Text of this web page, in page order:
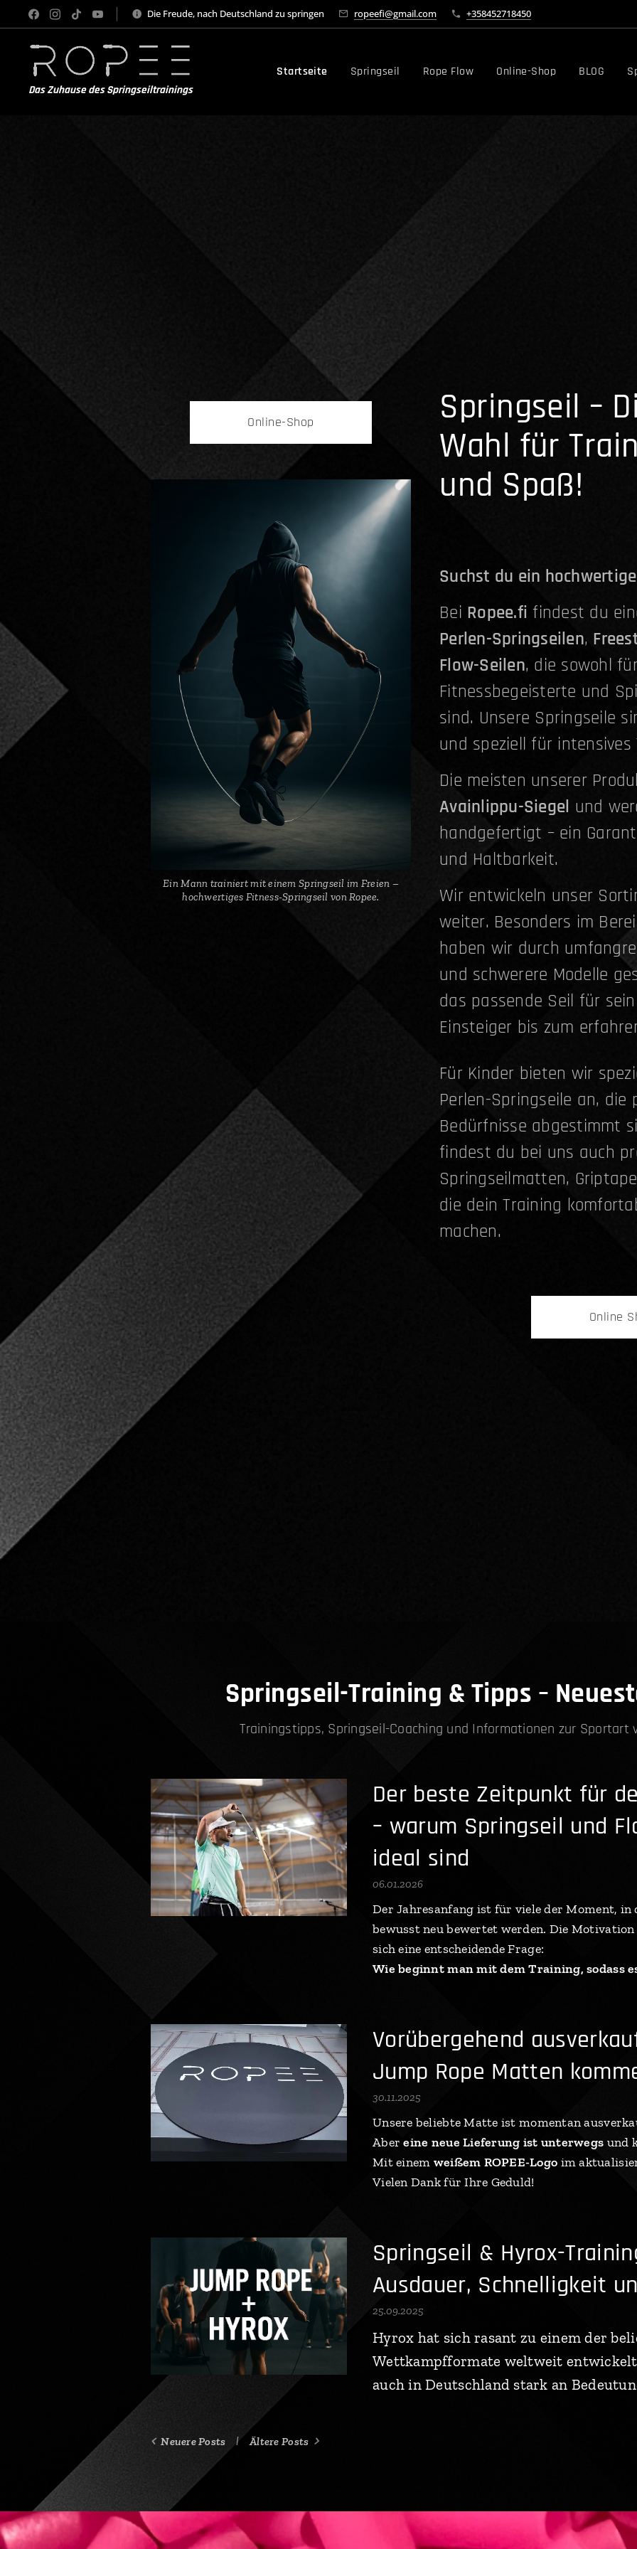
Die Freude, nach Deutschland zu springen ropeefi@gmail.com +358452718450
Das Zuhause des Springseiltrainings
Startseite Springseil Rope Flow Online-Shop BLOG
Online-Shop
Ein Mann trainiert mit einem Springseil im Freien –
hochwertiges Fitness-Springseil von Ropee.
Springseil –
Wahl für
und Spaß!
Suchst du ein
Bei Ropee.fi findest du
Perlen-Springseilen,
Flow-Seilen, die sowohl
Fitnessbegeisterte und
sind. Unsere Springseile
und speziell für
Die meisten unserer
Avainlippu-Siegel und
handgefertigt – ein
und Haltbarkeit.
Wir entwickeln unser
weiter. Besonders im
haben wir durch
und schwerere Modelle
das passende Seil für
Einsteiger bis zum
Für Kinder bieten wir
Perlen-Springseile an,
Bedürfnisse abgestimmt
findest du bei uns auch
Springseilmatten,
die dein Training
machen.
Online
Springseil-Training & Tipps –
Trainingstipps, Springseil-Coaching und Informationen zur Sportart
Der beste Zeitpunkt für
– warum Springseil und
ideal sind
06.01.2026
Der Jahresanfang ist für viele der Moment, in
bewusst neu bewertet werden. Die
sich eine entscheidende Frage:
Wie beginnt man mit dem Training, sodass
Vorübergehend
Jump Rope Matten
30.11.2025
Unsere beliebte Matte ist momentan
Abereine neue Lieferung ist unterwegs und
Mit einem weißem ROPEE-Logo im
Vielen Dank für Ihre Geduld!
Springseil & Hyrox-
Ausdauer, Schnelligkeit
25.09.2025
Hyrox hat sich rasant zu einem der
Wettkampfformate weltweit
auch in Deutschland stark an
Neuere Posts Ältere Posts